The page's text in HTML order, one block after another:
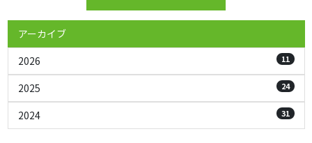
アーカイブ
2026
11
2025 24
2024 31